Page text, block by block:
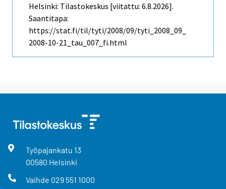
Helsinki: Tilastokeskus [viitattu: 6.8.2026].
Saantitapa:
https://stat.fi/til/tyti/2008/09/tyti_2008_09_
2008-10-21_tau_007_fi.html
Työpajankatu 13
00580 Helsinki
Vaihde 029 551 1000